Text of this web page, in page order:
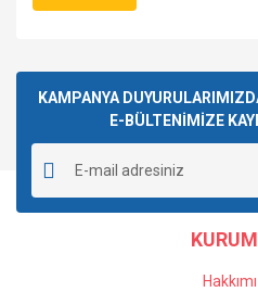
KAMPANYA
E-BÜLTENİMİZE